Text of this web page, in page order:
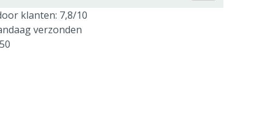
klanten: 7,8/10
verzonden